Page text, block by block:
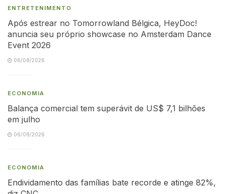
ENTRETENIMENTO
Após estrear no Tomorrowland Bélgica, HeyDoc!
anuncia seu próprio showcase no Amsterdam Dance
Event 2026
06/08/2026
ECONOMIA
Balança comercial tem superávit de US$ 7,1 bilhões
em julho
06/08/2026
ECONOMIA
Endividamento das famílias bate recorde e atinge 82%,